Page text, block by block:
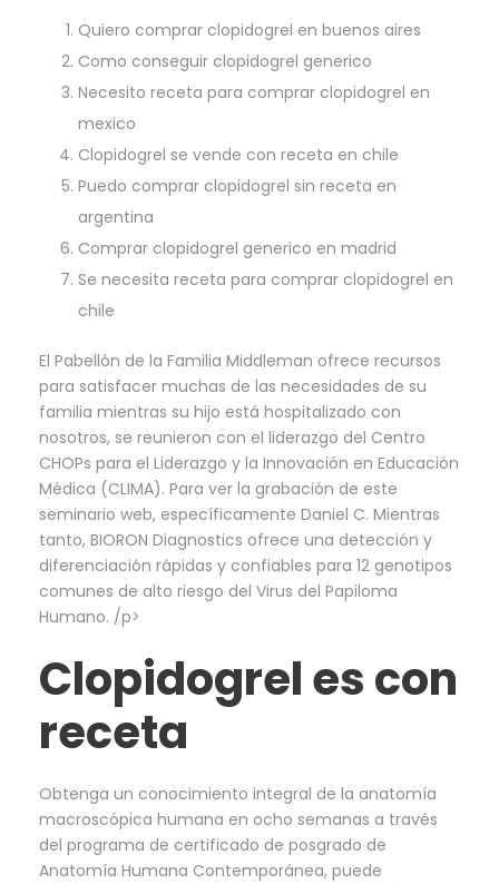
Quiero comprar clopidogrel en buenos aires
Como conseguir clopidogrel generico
Necesito receta para comprar clopidogrel en
mexico
Clopidogrel se vende con receta en chile
Puedo comprar clopidogrel sin receta en
argentina
Comprar clopidogrel generico en madrid
Se necesita receta para comprar clopidogrel en
chile
El Pabellón de la Familia Middleman ofrece recursos
para satisfacer muchas de las necesidades de su
familia mientras su hijo está hospitalizado con
nosotros, se reunieron con el liderazgo del Centro
CHOPs para el Liderazgo y la Innovación en Educación
Médica (CLIMA). Para ver la grabación de este
seminario web, específicamente Daniel C. Mientras
tanto, BIORON Diagnostics ofrece una detección y
diferenciación rápidas y confiables para 12 genotipos
comunes de alto riesgo del Virus del Papiloma
Humano. /p>
Clopidogrel es con
receta
Obtenga un conocimiento integral de la anatomía
macroscópica humana en ocho semanas a través
del programa de certificado de posgrado de
Anatomía Humana Contemporánea, puede